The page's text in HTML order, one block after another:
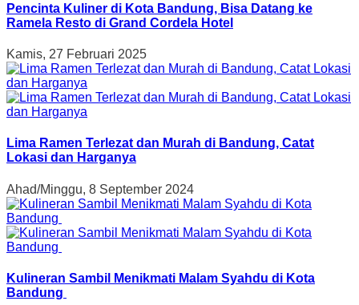
Pencinta Kuliner di Kota Bandung, Bisa Datang ke
Ramela Resto di Grand Cordela Hotel
Kamis, 27 Februari 2025
Lima Ramen Terlezat dan Murah di Bandung, Catat
Lokasi dan Harganya
Ahad/Minggu, 8 September 2024
Kulineran Sambil Menikmati Malam Syahdu di Kota
Bandung